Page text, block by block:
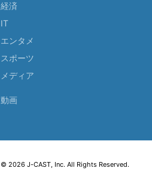
経済
IT
エンタメ
スポーツ
メディア
動画
© 2026 J-CAST, Inc. All Rights Reserved.